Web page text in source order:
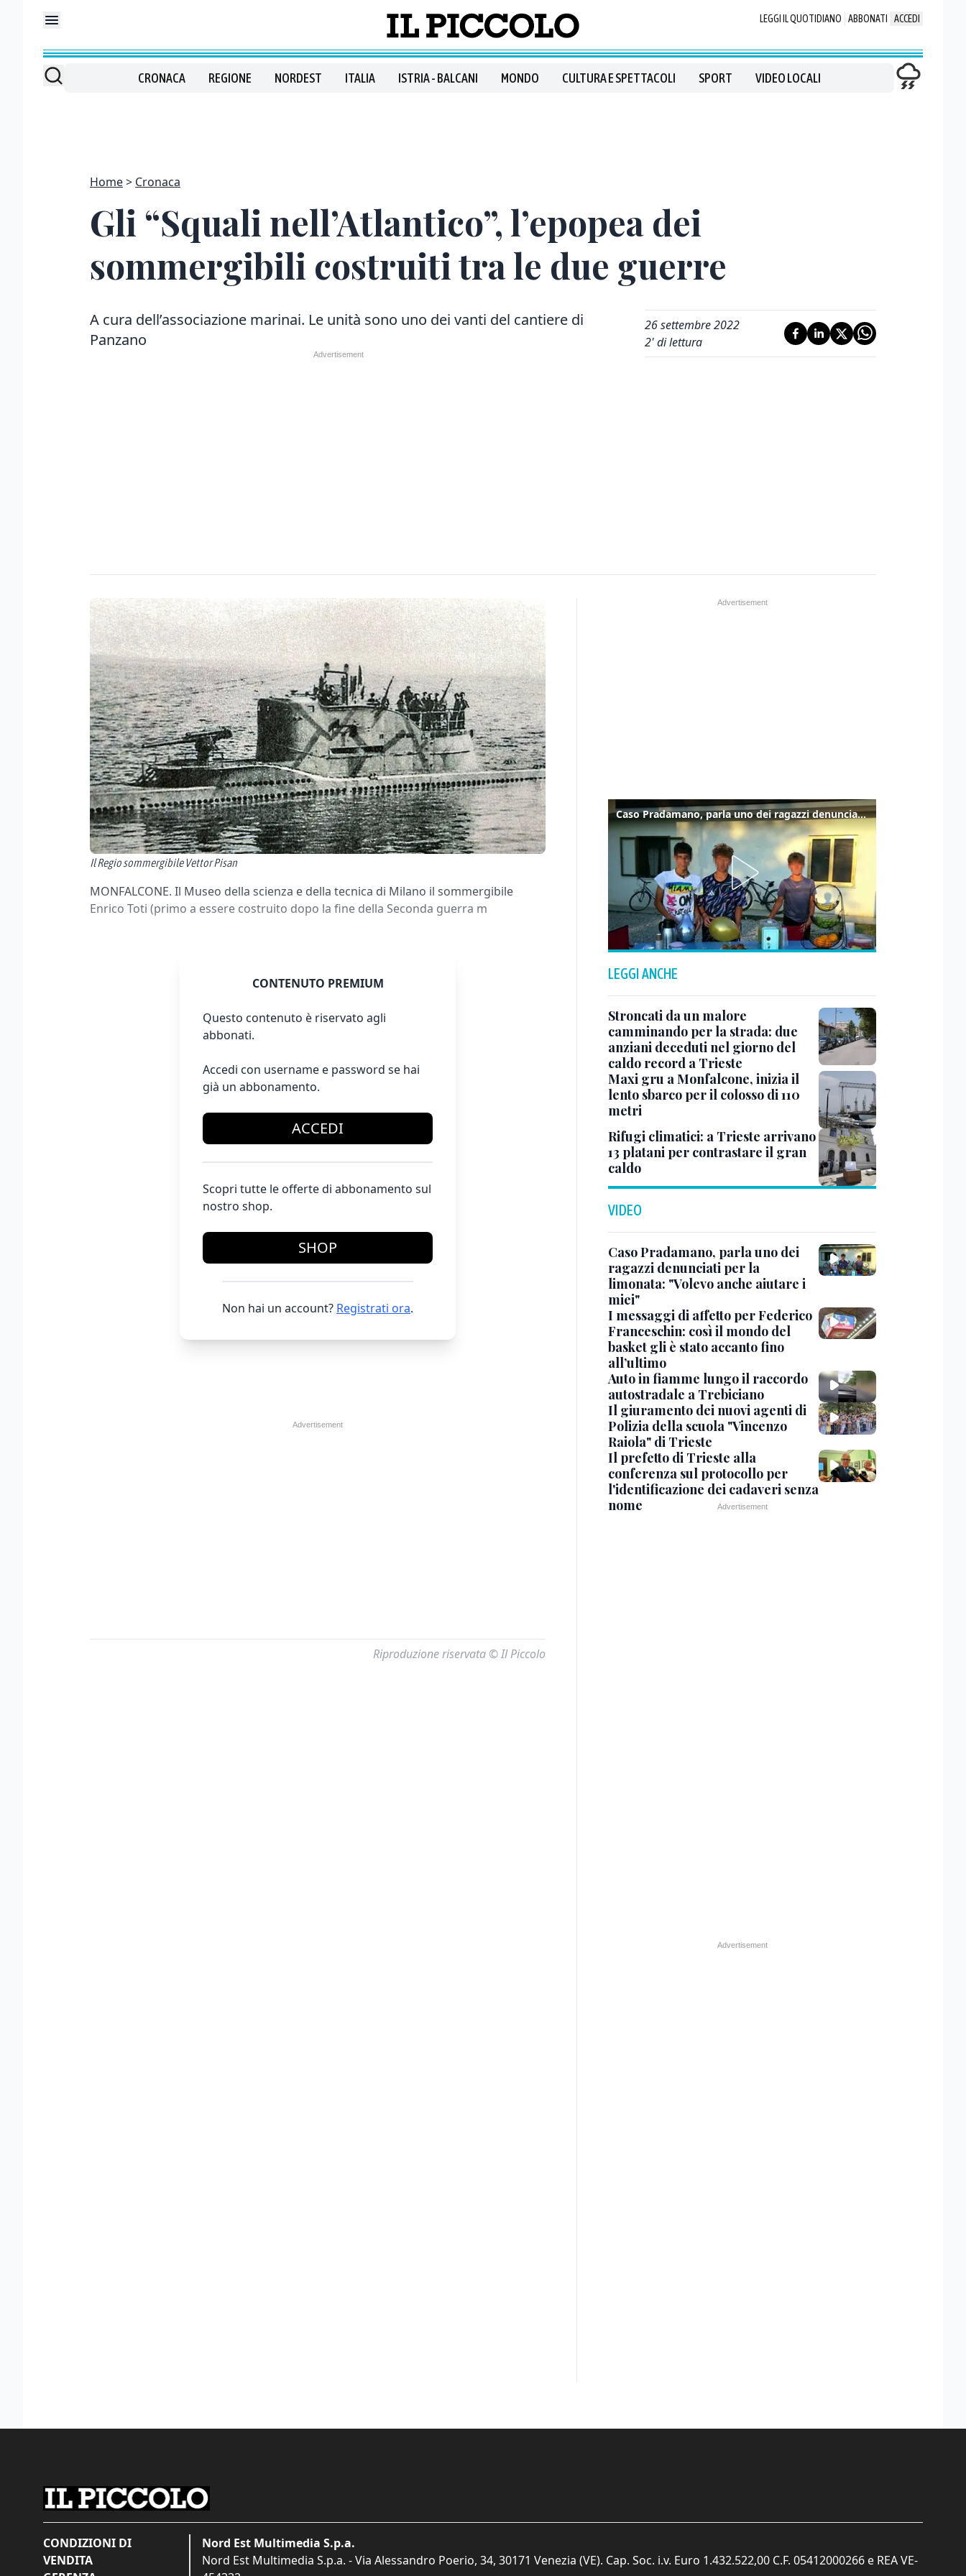
LEGGI IL QUOTIDIANO ABBONATI ACCEDI
CRONACA REGIONE NORDEST ITALIA ISTRIA - BALCANI MONDO CULTURA E SPETTACOLI SPORT VIDEO LOCALI
Home Cronaca
Gli “Squali nell’Atlantico”, l’epopea dei
sommergibili costruiti tra le due guerre
A cura dell’associazione marinai. Le unità sono uno dei vanti del cantiere di
Panzano
26 settembre 2022
2' di lettura
Il Regio sommergibile Vettor Pisan
MONFALCONE. Il Museo della scienza e della tecnica di Milano il sommergibile
Enrico Toti (primo a essere costruito dopo la fine della Seconda guerra m
CONTENUTO PREMIUM
Questo contenuto è riservato agli
abbonati.
Accedi con username e password se hai
già un abbonamento.
ACCEDI
Scopri tutte le offerte di abbonamento sul
nostro shop.
SHOP
Non hai un account? Registrati ora.
Riproduzione riservata © Il Piccolo
Caso Pradamano, parla uno dei ragazzi denunciati per la limonata: "Volevo anche aiutare i miei"
LEGGI ANCHE
Stroncati da un malore
camminando per la strada: due
anziani deceduti nel giorno del
caldo record a Trieste
Maxi gru a Monfalcone, inizia il
lento sbarco per il colosso di 110
metri
Rifugi climatici: a Trieste arrivano
13 platani per contrastare il gran
caldo
VIDEO
Caso Pradamano, parla uno dei
ragazzi denunciati per la
limonata: "Volevo anche aiutare i
miei"
I messaggi di affetto per Federico
Franceschin: così il mondo del
basket gli è stato accanto fino
all’ultimo
Auto in fiamme lungo il raccordo
autostradale a Trebiciano
Il giuramento dei nuovi agenti di
Polizia della scuola "Vincenzo
Raiola" di Trieste
Il prefetto di Trieste alla
conferenza sul protocollo per
l'identificazione dei cadaveri senza
nome
CONDIZIONI DI
VENDITA
Nord Est Multimedia S.p.a.
Nord Est Multimedia S.p.a. - Via Alessandro Poerio, 34, 30171 Venezia (VE). Cap. Soc. i.v. Euro 1.432.522,00 C.F. 05412000266 e REA VE-